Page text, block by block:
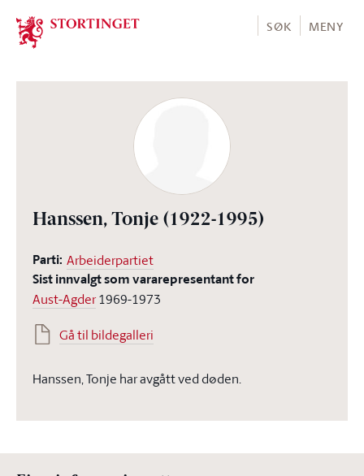
Stortinget.no
SØK MENY
Hanssen, Tonje (1922-1995)
Parti: Arbeiderpartiet
Sist innvalgt som vararepresentant for
Aust-Agder1969-1973
Gå til bildegalleri
Hanssen, Tonje har avgått ved døden.